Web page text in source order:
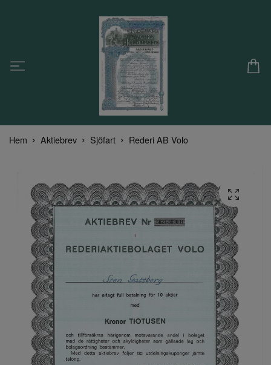
Hem Aktiebrev Sjöfart Rederi AB Volo